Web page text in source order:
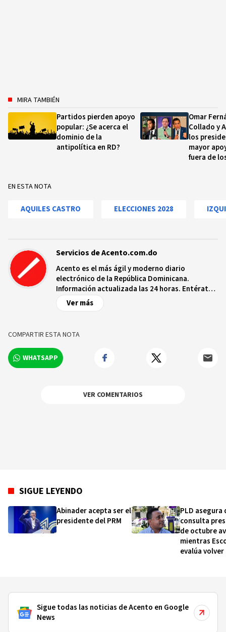
MIRA TAMBIÉN
Partidos pierden apoyo
popular: ¿Se acerca el
dominio de la
antipolítica en RD?
Omar
Collado y
los
mayor
fuera de
EN ESTA NOTA
AQUILES CASTRO ELECCIONES 2028
Servicios de Acento.com.do
Acento es el más ágil y moderno diario
electrónico de la República Dominicana.
Información actualizada las 24 horas. Entérate
de las noticias y sucesos más importantes a
nivel nacional e internacional, videos y fotos
Ver más
COMPARTIR ESTA NOTA
WHATSAPP
VER COMENTARIOS
SIGUE LEYENDO
Abinader acepta ser el
presidente del PRM
PLD asegura
consulta
de octubre
mientras
evalúa volver
Sigue todas las noticias de Acento en Google
News